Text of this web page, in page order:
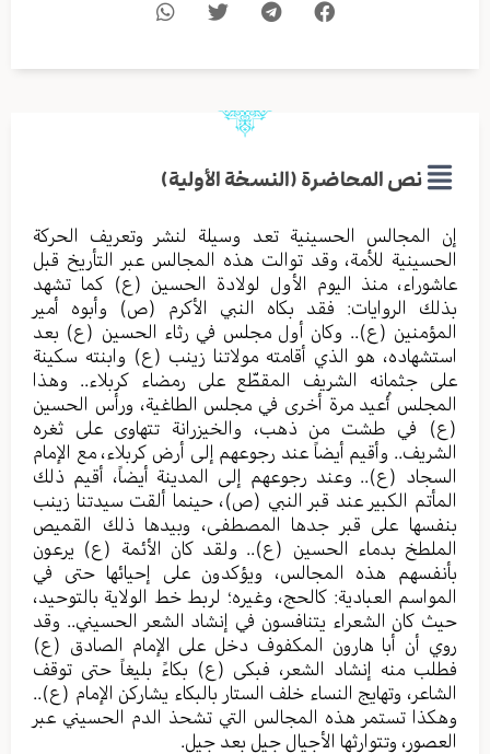
نص المحاضرة (النسخة الأولية)
إن المجالس الحسينية تعد وسيلة لنشر وتعريف الحركة
الحسينية للأمة، وقد توالت هذه المجالس عبر التأريخ قبل
عاشوراء، منذ اليوم الأول لولادة الحسين (ع) كما تشهد
بذلك الروايات: فقد بكاه النبي الأكرم (ص) وأبوه أمير
المؤمنين (ع).. وكان أول مجلس في رثاء الحسين (ع) بعد
استشهاده، هو الذي أقامته مولاتنا زينب (ع) وابنته سكينة
على جثمانه الشريف المقطّع على رمضاء كربلاء.. وهذا
المجلس أُعيد مرة أخرى في مجلس الطاغية، ورأس الحسين
(ع) في طشت من ذهب، والخيزرانة تتهاوى على ثغره
الشريف.. وأقيم أيضاً عند رجوعهم إلى أرض كربلاء، مع الإمام
السجاد (ع).. وعند رجوعهم إلى المدينة أيضاً، أقيم ذلك
المأتم الكبير عند قبر النبي (ص)، حينما ألقت سيدتنا زينب
بنفسها على قبر جدها المصطفى، وبيدها ذلك القميص
الملطخ بدماء الحسين (ع).. ولقد كان الأئمة (ع) يرعون
بأنفسهم هذه المجالس، ويؤكدون على إحيائها حتى في
المواسم العبادية: كالحج، وغيره؛ لربط خط الولاية بالتوحيد،
حيث كان الشعراء يتنافسون في إنشاد الشعر الحسيني.. وقد
روي أن أبا هارون المكفوف دخل على الإمام الصادق (ع)
فطلب منه إنشاد الشعر، فبكى (ع) بكاءً بليغاً حتى توقف
الشاعر، وتهايج النساء خلف الستار بالبكاء يشاركن الإمام (ع)..
وهكذا تستمر هذه المجالس التي تشحذ الدم الحسيني عبر
العصور، وتتوارثها الأجيال جيل بعد جيل.